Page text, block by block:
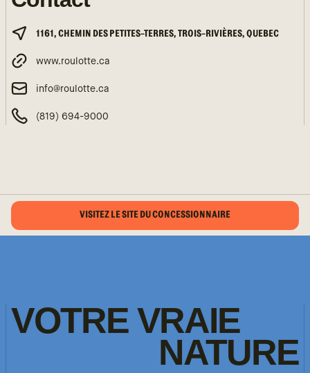
1161, CHEMIN DES PETITES-TERRES, TROIS-RIVIÈRES, QUEBEC
www.roulotte.ca
info@roulotte.ca
(819) 694-9000
VISITEZ LE SITE DU CONCESSIONNAIRE
VOTRE VRAIE
NATURE